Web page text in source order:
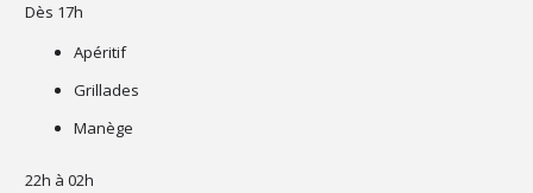
Dès 17h
Apéritif
Grillades
Manège
22h à 02h